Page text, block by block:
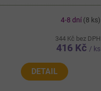
4-8 dní(8 ks)
344 Kč bez DPH
416 Kč / ks
DETAIL